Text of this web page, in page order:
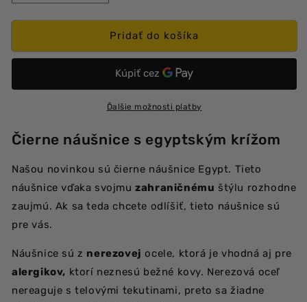
množstvo
produktu
náušnice
množstvo
produktu
Egypt
náušnice
Pridať do košíka
Ďalšie možnosti platby
Čierne náušnice s egyptským krížom
Našou novinkou sú čierne náušnice Egypt. Tieto
náušnice vďaka svojmuzahraničnému štýlu rozhodne
zaujmú. Ak sa teda chcete odlíšiť, tieto náušnice sú
pre vás.
Náušnice sú z nerezovej ocele, ktorá je vhodná aj pre
alergikov, ktorí neznesú bežné kovy. Nerezová oceľ
nereaguje s telovými tekutinami, preto sa žiadne